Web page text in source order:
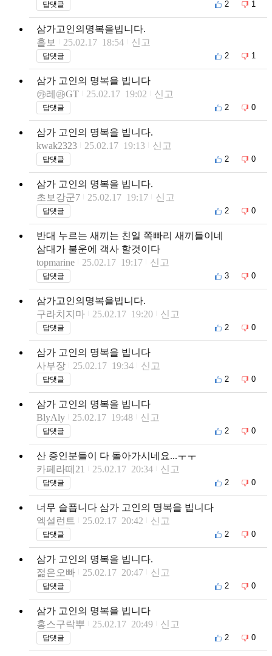
답댓글 2 1
삼가고인의명복을빕니다.
흘보
25.02.17 18:54 신고
답댓글 2 1
삼가 고인의 명복을 빕니다
㉸레㉱GT
25.02.17 19:02 신고
답댓글 2 0
삼가 고인의 명복을 빕니다.
kwak2323
25.02.17 19:13 신고
답댓글 2 0
삼가 고인의 명복을 빕니다.
초보강군7
25.02.17 19:17 신고
답댓글 2 0
반대 누르는 새끼는 친일 쪽빠리 새끼들이네
삼대가 불운에 객사 할것이다
topmarine
25.02.17 19:17 신고
답댓글 3 0
삼가고인의명복을빕니다.
구라치지마
25.02.17 19:20 신고
답댓글 2 0
삼가 고인의 명복을 빕니다
사부장
25.02.17 19:34 신고
답댓글 2 0
삼가 고인의 명복을 빕니다
BlyAly
25.02.17 19:48 신고
답댓글 2 0
산 증인분들이 다 돌아가시네요...ㅜㅜ
카페라떼21
25.02.17 20:34 신고
답댓글 2 0
너무 슬픕니다 삼가 고인의 명복을 빕니다
엑설런트
25.02.17 20:42 신고
답댓글 2 0
삼가 고인의 명복을 빕니다.
젊은오빠
25.02.17 20:47 신고
답댓글 2 0
삼가 고인의 명복을 빕니다
홍스구락뿌
25.02.17 20:49 신고
답댓글 2 0